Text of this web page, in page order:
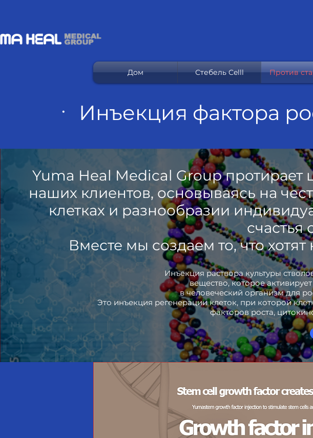
Дом Стебель Celll Против
ㆍ Инъекция фактора
Yuma Heal Medical Group протирает
наших клиентов, основываясь на
клетках и разнообразии
счастья
Вместе мы создаем то, что
Инъекция раствора культуры
вещество, которое
в человеческий организм для
Это инъекция регенерации клеток, при которой
факторов роста,